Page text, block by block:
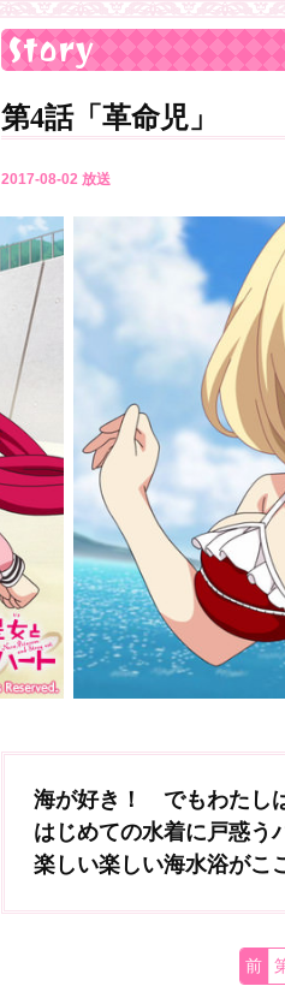
Story
第4話「革命児」
2017-08-02 放送
海が好き！ でもわたし
はじめての水着に戸惑う
楽しい楽しい海水浴がこ